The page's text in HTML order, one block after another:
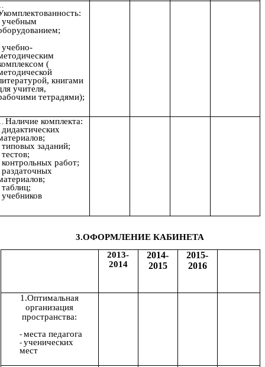
учебным
учебно-
(
книгами
учителя,
тетрадями);
Наличие комплекта:
дидактических
типовых заданий;
тестов;
контрольных работ;
раздаточных
таблиц;
учебников
3.ОФОРМЛЕНИЕ КАБИНЕТА
2013-
2014
2014-
2015
2015-
2016
1.Оптимальная
организация
пространства:
места педагога
ученических
мест